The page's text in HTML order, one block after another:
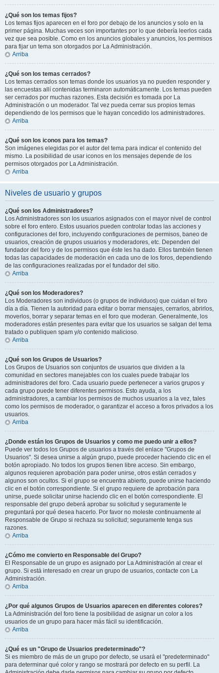
¿Qué son los temas fijos?
Los temas fijos aparecen en el foro por debajo de los anuncios y solo en la
primer página. Muchas veces son importantes por lo que debería leerlos cada
vez que sea posible. Como en los anuncios globales y anuncios, los permisos
para fijar un tema son otorgados por La Administración.
Arriba
¿Qué son los temas cerrados?
Los temas cerrados son temas donde los usuarios ya no pueden responder y
las encuestas allí contenidas terminaron automáticamente. Los temas pueden
ser cerrados por muchas razones. Esta decisión es tomada por La
Administración o un moderador. Tal vez pueda cerrar sus propios temas
dependiendo de los permisos que le hayan concedido los administradores.
Arriba
¿Qué son los iconos para los temas?
Son imágenes elegidas por el autor del tema para indicar el contenido del
mismo. La posibilidad de usar iconos en los mensajes depende de los
permisos otorgados por La Administración.
Arriba
Niveles de usuario y grupos
¿Qué son los Administradores?
Los Administradores son los usuarios asignados con el mayor nivel de control
sobre el foro entero. Estos usuarios pueden controlar todas las acciones y
configuraciones del foro, incluyendo configuraciones de permisos, baneo de
usuarios, creación de grupos usuarios y moderadores, etc. Dependen del
fundador del foro y de los permisos que éste les ha dado. Ellos también tienen
todas las capacidades de moderación en cada uno de los foros, dependiendo
de las configuraciones realizadas por el fundador del sitio.
Arriba
¿Qué son los Moderadores?
Los Moderadores son individuos (o grupos de individuos) que cuidan el foro
día a día. Tienen la autoridad para editar o borrar mensajes, cerrarlos, abrirlos,
moverlos, borrar y separar temas en el foro que moderan. Generalmente, los
moderadores están presentes para evitar que los usuarios se salgan del tema
tratado o publiquen spam y/o contenido malicioso.
Arriba
¿Qué son los Grupos de Usuarios?
Los Grupos de Usuarios son conjuntos de usuarios que dividen a la
comunidad en sectores manejables con los cuales puede trabajar los
administradores del foro. Cada usuario puede pertenecer a varios grupos y
cada grupo puede tener diferentes permisos. Esto ayuda, a los
administradores, a cambiar los permisos de muchos usuarios a la vez, tales
como los permisos de moderador, o garantizar el acceso a foros privados a los
usuarios.
Arriba
¿Donde están los Grupos de Usuarios y como me puedo unir a ellos?
Puede ver todos los Grupos de usuarios a través del enlace "Grupos de
Usuarios". Si desea unirse a algún grupo, puede proceder haciendo clic en el
botón apropiado. No todos los grupos tienen libre acceso. Sin embargo,
algunos requieren aprobación para poder unirse, otros están cerrados y
algunos son ocultos. Si el grupo se encuentra abierto, puede unirse haciendo
clic en el botón correspondiente. Si el grupo requiere de aprobación para
unirse, puede solicitar unirse haciendo clic en el botón correspondiente. El
responsable del grupo deberá aprobar su solicitud y seguramente le
preguntará por qué desea hacerlo. Por favor no moleste continuamente al
Responsable de Grupo si rechaza su solicitud; seguramente tenga sus
razones.
Arriba
¿Cómo me convierto en Responsable del Grupo?
El Responsable de un grupo es asignado por La Administración al crear el
grupo. Si está interesado en crear un grupo de usuarios, contacte con La
Administración.
Arriba
¿Por qué algunos Grupos de Usuarios aparecen en diferentes colores?
La Administración del foro tiene la posibilidad de asignar un color a los
usuarios de un grupo para hacer más fácil su identificación.
Arriba
¿Qué es un "Grupo de Usuarios predeterminado"?
Si es miembro de más de un grupo por defecto, se usará el "predeterminado"
para determinar qué color y rango se mostrará por defecto en su perfil. La